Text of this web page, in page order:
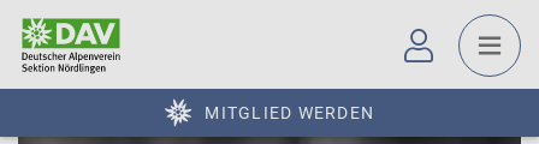
MITGLIED WERDEN